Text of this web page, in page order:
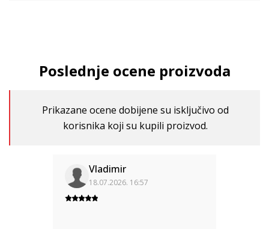
Poslednje ocene proizvoda
Prikazane ocene dobijene su isključivo od
korisnika koji su kupili proizvod.
Vladimir
18.07.2026. 16:57